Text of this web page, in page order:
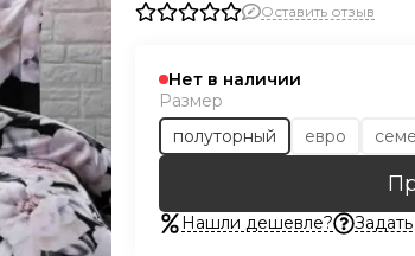
Оставить отзыв
Нет в наличии
Размер
полуторный
евро
Нашли дешевле?